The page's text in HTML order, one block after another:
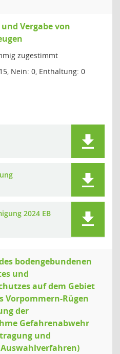
Vergabe von
zugestimmt
Nein: 0, Enthaltung: 0
2024 EB
bodengebundenen
und
auf dem Gebiet
Vorpommern-Rügen
der
Gefahrenabwehr
und